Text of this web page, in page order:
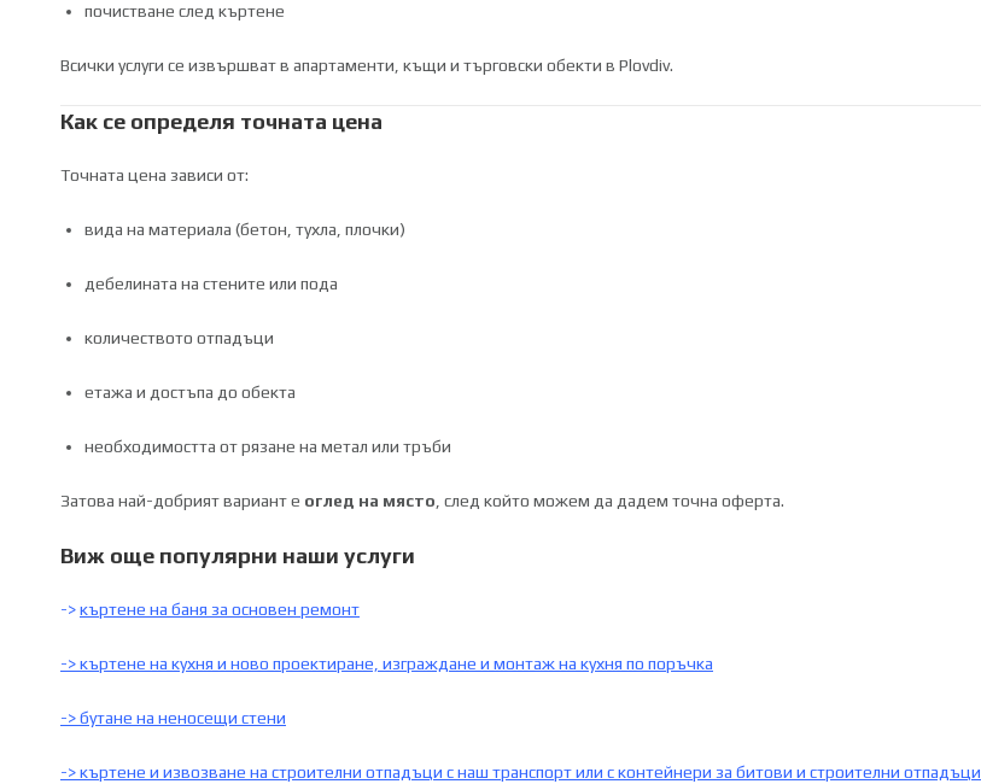
почистване след къртене
Всички услуги се извършват в апартаменти, къщи и търговски обекти в Plovdiv.
Как се определя точната цена
Точната цена зависи от:
вида на материала (бетон, тухла, плочки)
дебелината на стените или пода
количеството отпадъци
етажа и достъпа до обекта
необходимостта от рязане на метал или тръби
Затова най-добрият вариант е оглед на място , след който можем да дадем точна оферта.
Виж още популярни наши услуги
->къртене на баня за основен ремонт
->къртене на кухня и ново проектиране, изграждане и монтаж на кухня по поръчка
->бутане на неносещи стени
->къртене и извозване на строителни отпадъци с наш транспорт или с контейнери за битови и строителни отпадъци